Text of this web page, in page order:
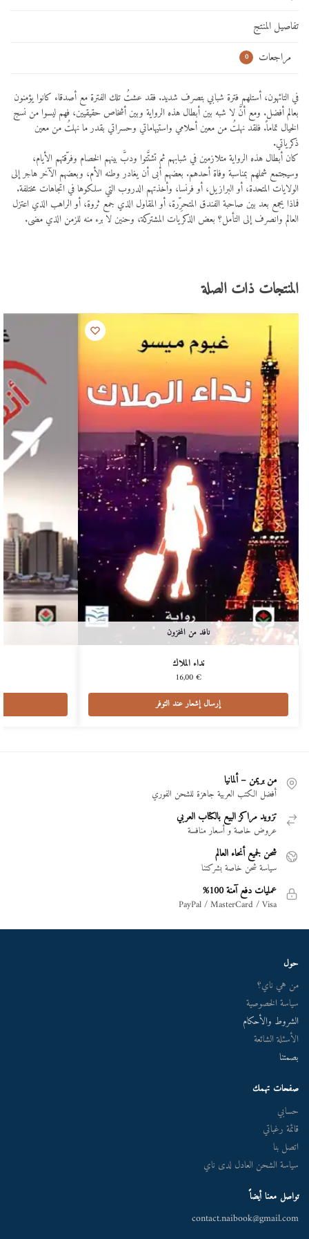
تفاصيل المنتج
مراجعات
0
في التائهون، أستلهم فترة شبابي بتصرف شديد. فقد عشتُ تلك الفترة مع أصدقاء كانوا يؤمنون
بعالم أفضل. ومع أنَّ لا شبه بين أبطال هذه الرواية وبين أشخاص حقيقيين، فهم ليسوا من نسج
الخيال تماماً. فلقد نهلتُ من معين أحلامي واستيهاماتي وحسراتي بقدر ما نهلتُ من معين
ذكرياتي.
كان أبطال هذه الرواية متلازمين في شبابهم ثم تشتَّتوا ودبَّ بينهم الخصام وفرّقتهم الأيام،
وسيجتمع شملهم بمناسبة وفاة أحدهم. بعضهم أبى أن يغادر وطنه الأم، وبعضهم الآخر هاجر إلى
الولايات المتحدة، أو البرازيل، أو فرنسا، وأخذتهم الدروب التي سلكوها في اتجاهات مختلفة.
فماذا يجمع بعد بين صاحبة الفندق المتحرِّرة، أو المقاول الذي جمع ثروة، أو الراهب الذي اعتزل
العالم وانصرف إلى التأمل؟ بعض الذكريات المشتركة، وحنين لا برء منه للزمن الذي مضى.
المنتجات ذات الصلة
نافد من المخزون
نداء الملاك
16,00€
إرسال إشعار عند التوفر
من بريمن – ألمانيا
أفضل الكتب العربية جاهزة للشحن الفوري
تزويد مراكز البيع بالكتاب العربي
عروض خاصة و أسعار منافسة
شحن لجميع أنحاء العالم
سياسة شحن خاصة بشركتنا
عمليات دفع آمنة 100%
PayPal / MasterCard / Visa
حول
من هي ناي؟
سياسة الخصوصية
الشروط والأحكام
الأسئلة الشائعة
بصمتنا
صفحات تهمك
حسابي
قائمة رغباتي
اتصل بنا
سياسة الشحن العادل لدى ناي
تواصل معنا أيضاً
contact.naibook@gmail.com